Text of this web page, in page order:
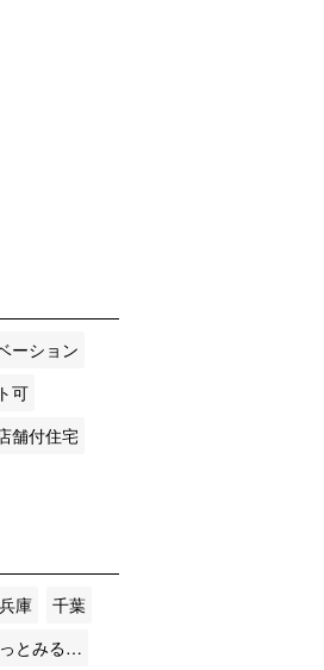
ーション
可
舗付住宅
兵庫
千葉
とみる…